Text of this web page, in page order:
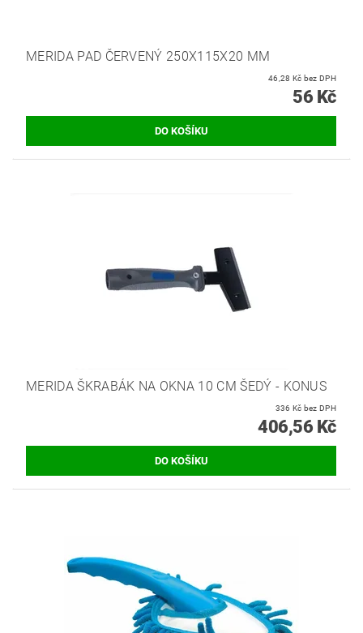
MERIDA PAD ČERVENÝ 250X115X20 MM
46,28 Kč bez DPH
56 Kč
MERIDA ŠKRABÁK NA OKNA 10 CM ŠEDÝ - KONUS
336 Kč bez DPH
406,56 Kč